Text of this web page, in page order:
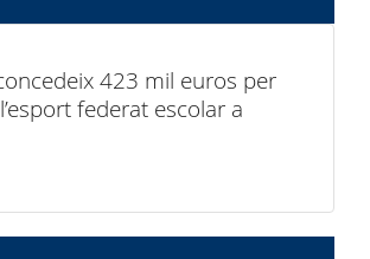
423 mil euros per
federat escolar a